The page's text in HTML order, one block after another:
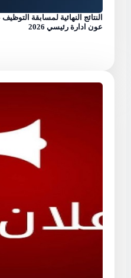
النتائج النهائية لمسابقة
عون ادارة رئيسي 2026